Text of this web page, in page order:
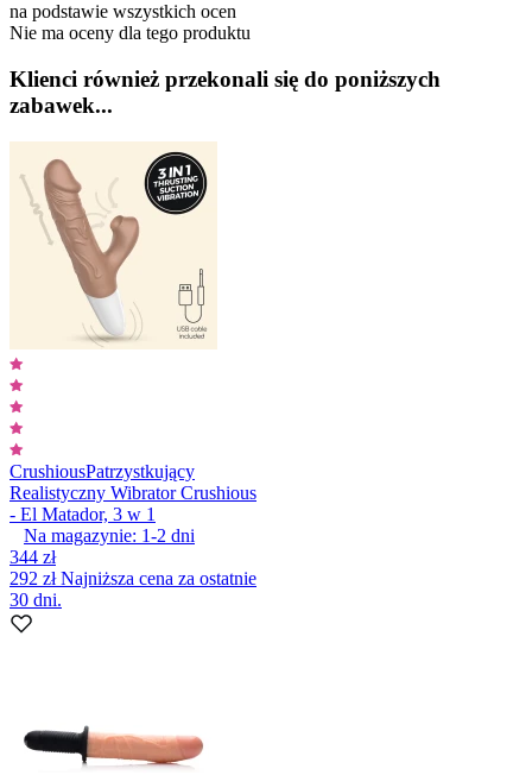
na podstawie wszystkich ocen
Nie ma oceny dla tego produktu
Klienci również przekonali się do poniższych
zabawek...
CrushiousPatrzystkujący
Realistyczny Wibrator Crushious
- El Matador, 3 w 1
Na magazynie: 1-2 dni
344 zł
292 złNajniższa cena za ostatnie
30 dni.